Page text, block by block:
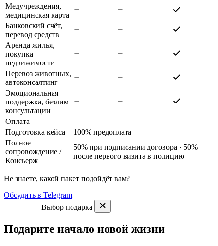
Медучреждения,
медицинская карта
Банковский счёт,
перевод средств
Аренда жилья,
покупка
недвижимости
Перевоз животных,
автоконсалтинг
Эмоциональная
поддержка, безлим
консультации
Оплата
Подготовка кейса
100% предоплата
Полное
сопровождение /
Консьерж
50% при подписании договора · 50%
после первого визита в полицию
Не знаете, какой пакет подойдёт вам?
Обсудить в Telegram
Выбор подарка
Подарите начало новой жизни